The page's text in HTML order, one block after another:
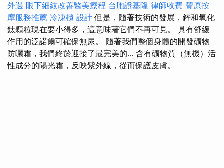
外遇 眼下細紋改善醫美療程 台胞證基隆 律師收費 豐原按
摩服務推薦 冷凍櫃 設計 但是，隨著技術的發展，鋅和氧化
鈦顆粒現在要小得多，這意味著它們不再可見。 具有舒緩
作用的泛諾爾可確保無尿。 隨著我們整個身體的開發礦物
防曬霜，我們終於迎接了最完美的... 含有礦物質（無機）活
性成分的陽光霜，反映紫外線，從而保護皮膚。